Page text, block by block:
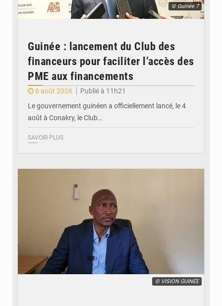
© Guinée 7
Guinée : lancement du Club des
financeurs pour faciliter l’accès des
PME aux financements
6 août 2026
Publié à 11h21
Le gouvernement guinéen a officiellement lancé, le 4
août à Conakry, le Club…
SAVOIR PLUS
© VISION GUINÉE